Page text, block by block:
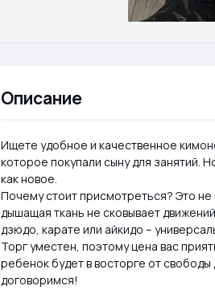
Описание
Ищете удобное и качественное
которое покупали сыну для занятий.
как новое.
Почему стоит присмотреться? Это
дышащая ткань не сковывает
дзюдо, карате или айкидо –
Торг уместен, поэтому цена вас
ребенок будет в восторге от
договоримся!